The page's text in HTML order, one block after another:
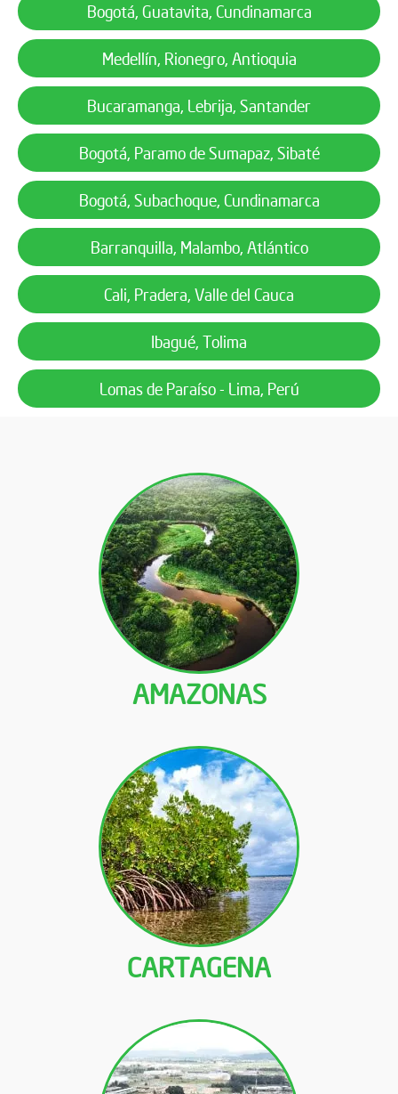
Bogotá, Guatavita, Cundinamarca
Medellín, Rionegro, Antioquia
Bucaramanga, Lebrija, Santander
Bogotá, Paramo de Sumapaz, Sibaté
Bogotá, Subachoque, Cundinamarca
Barranquilla, Malambo, Atlántico
Cali, Pradera, Valle del Cauca
Ibagué, Tolima
Lomas de Paraíso - Lima, Perú
AMAZONAS
CARTAGENA